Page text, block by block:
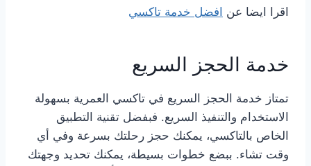
اقرا ايضا عن افضل خدمة تاكسي
خدمة الحجز السريع
تمتاز خدمة الحجز السريع في تاكسي العمرية بسهولة
الاستخدام والتنفيذ السريع. فبفضل تقنية التطبيق
الخاص بالتاكسي، يمكنك حجز رحلتك بسرعة وفي أي
وقت تشاء. ببضع خطوات بسيطة، يمكنك تحديد وجهتك